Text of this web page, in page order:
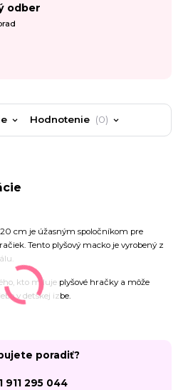
odber
Hodnotenie 0
cm je úžasným spoločníkom pre
Tento plyšový macko je vyrobený z
kto miluje plyšové hračky a môže
v detskej izbe.
poradiť?
911 295 044